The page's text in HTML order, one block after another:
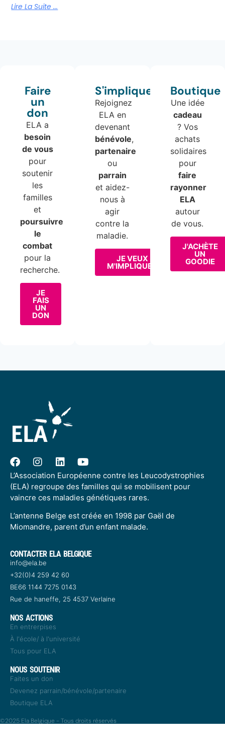
Lire La Suite ...
Faire
un
don
ELA a
besoin
de vous
pour
soutenir
les
familles
et
poursuivre
le
combat
pour la
recherche.
JE
FAIS
UN
DON
S'impliquer
Rejoignez
ELA en
devenant
bénévole,
partenaire
ou
parrain
et aidez-
nous à
agir
contre la
maladie.
JE VEUX
M'IMPLIQUER
Boutique
Une idée
cadeau
? Vos
achats
solidaires
pour
faire
rayonner
ELA
autour
de vous.
J'ACHÈTE
UN
GOODIE
L’Association Européenne contre les Leucodystrophies
(ELA) regroupe des familles qui se mobilisent pour
vaincre ces maladies génétiques rares.
L’antenne Belge est créée en 1998 par Gaël de
Miomandre, parent d’un enfant malade.
CONTACTER ELA BELGIQUE
info@ela.be
+32(0)4 259 42 60​
BE66 1144 7275 0143​
Rue de haneffe, 25 4537 Verlaine
NOS ACTIONS
En entrerpises
À l'école/ à l'université
Tous pour ELA
NOUS SOUTENIR
Faites un don
Devenez parrain/bénévole/partenaire
Boutique ELA
©2025 Ela Belgique - Tous droits réservés